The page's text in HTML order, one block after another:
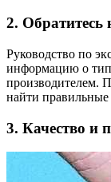
2. Обратитесь
Руководство по
информацию о
производителем.
найти правильные
3. Качество и